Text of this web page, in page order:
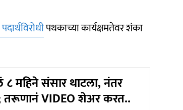
पथकाच्या कार्यक्षमतेवर शंका
महिने संसार थाटला, नंतर
तरूणानं VIDEO शेअर करत..